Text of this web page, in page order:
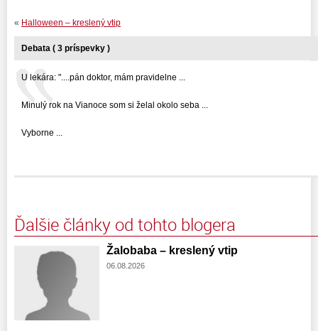
« Halloween – kreslený vtip
Debata ( 3 príspevky )
U lekára: "....pán doktor, mám pravidelne ...
Minulý rok na Vianoce som si želal okolo seba ...
Vyborne ...
Ďalšie články od tohto blogera
Žalobaba – kreslený vtip
06.08.2026